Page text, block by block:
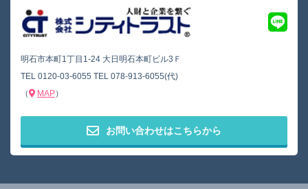
明石市本町1丁目1-24 大日明石本町ビル3Ｆ
TEL 0120-03-6055 TEL 078-913-6055(代)
（
MAP）
お問い合わせはこちらから